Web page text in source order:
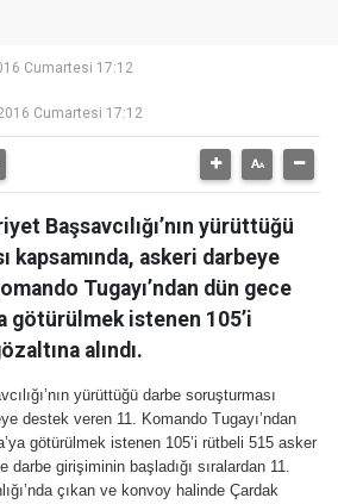
Cumartesi 17:12
Cumartesi 17:12
Başsavcılığı’nın yürüttüğü
kapsamında, askeri darbeye
Tugayı’ndan dün gece
götürülmek istenen 105’i
alındı.
yürüttüğü darbe soruşturması
destek veren 11. Komando Tugayı’ndan
götürülmek istenen 105’i rütbeli 515 asker
darbe girişiminin başladığı sıralardan 11.
çıkan ve konvoy halinde Çardak